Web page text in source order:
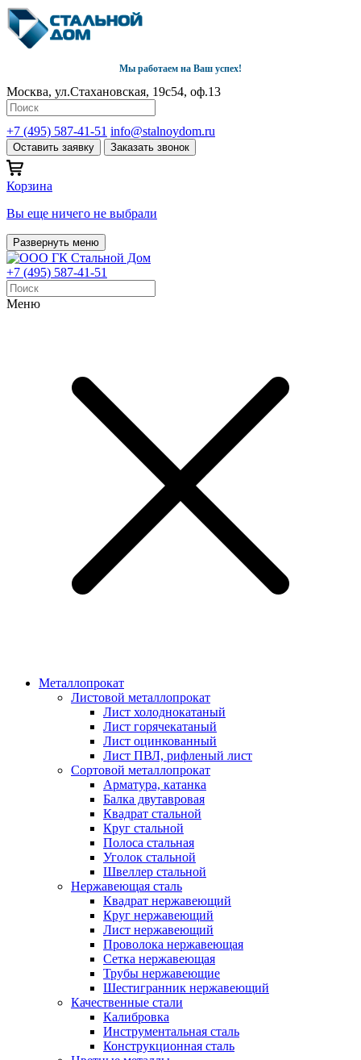
Мы работаем на Ваш успех!
Москва, ул.Стахановская, 19с54, оф.13
+7 (495) 587-41-51 info@stalnoydom.ru
Оставить заявку Заказать звонок
Корзина
Вы еще ничего не выбрали
Развернуть меню
+7 (495) 587-41-51
Меню
Металлопрокат
Листовой металлопрокат
Лист холоднокатаный
Лист горячекатаный
Лист оцинкованный
Лист ПВЛ, рифленый лист
Сортовой металлопрокат
Арматура, катанка
Балка двутавровая
Квадрат стальной
Круг стальной
Полоса стальная
Уголок стальной
Швеллер стальной
Нержавеющая сталь
Квадрат нержавеющий
Круг нержавеющий
Лист нержавеющий
Проволока нержавеющая
Сетка нержавеющая
Трубы нержавеющие
Шестигранник нержавеющий
Качественные стали
Калибровка
Инструментальная сталь
Конструкционная сталь